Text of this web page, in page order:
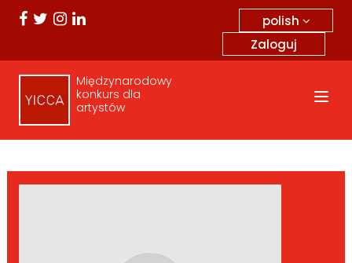
polish
Zaloguj
Międzynarodowy
konkurs dla
artystów